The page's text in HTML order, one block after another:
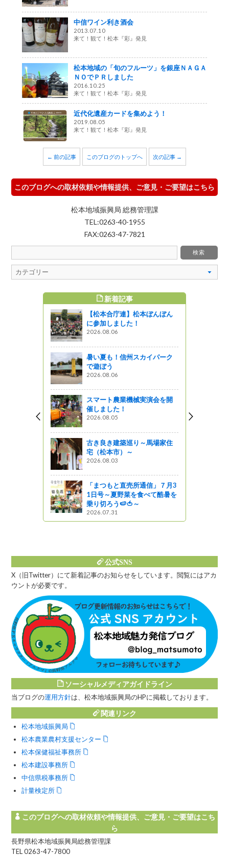
中信ワイン利き酒会
2013.07.10
来て！観て！松本『彩』発見
松本地域の「旬のフルーツ」を銀座ＮＡＧＡ
ＮＯでＰＲしました
2016.10.25
来て！観て！松本『彩』発見
近代化遺産カードを集めよう！
2019.08.05
来て！観て！松本『彩』発見
← 前の記事 このブログのトップへ 次の記事 →
このブログへの取材依頼や情報提供、ご意見・ご要望はこちら
松本地域振興局 総務管理課
TEL:0263-40-1955
FAX:0263-47-7821
新着記事
【松本合庁連】松本ぼんぼん
に参加しました！
2026.08.06
暑い夏も！信州スカイパーク
で遊ぼう
2026.08.06
スマート農業機械実演会を開
催しました！
2026.08.05
古き良き建築巡り～馬場家住
宅（松本市）～
2026.08.03
「まつもと直売所通信」７月3
1日号～夏野菜を食べて酷暑を
乗り切ろう🍉🍅～
2026.07.31
公式SNS
X（旧Twitter）にて新着記事のお知らせをしています。閲覧にはアカ
ウントが必要です。
ソーシャルメディアガイドライン
当ブログの運用方針は、松本地域振興局のHPに掲載しております。
関連リンク
松本地域振興局
松本農業農村支援センター
松本保健福祉事務所
松本建設事務所
中信県税事務所
計量検定所
このブログへの取材依頼や情報提供、ご意見・ご要望はこち
ら
長野県松本地域振興局総務管理課
TEL 0263-47-7800